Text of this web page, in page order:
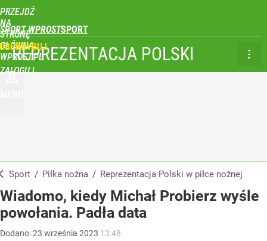
PRZEJDŹ
NA
STRONĘ
GŁÓWNĄ
WPROST.PL
SPORT WPROST
ZALOGUJ
REPREZENTACJA POLSKI
Sport / Piłka nożna / Reprezentacja Polski w piłce nożnej
Wiadomo, kiedy Michał Probierz wyśle
powołania. Padła data
Dodano:23 września 2023 13:48